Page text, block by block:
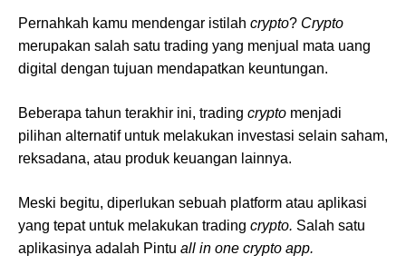
Pernahkah kamu mendengar istilah crypto? Crypto
merupakan salah satu trading yang menjual mata uang
digital dengan tujuan mendapatkan keuntungan.
Beberapa tahun terakhir ini, trading crypto menjadi
pilihan alternatif untuk melakukan investasi selain saham,
reksadana, atau produk keuangan lainnya.
Meski begitu, diperlukan sebuah platform atau aplikasi
yang tepat untuk melakukan trading crypto. Salah satu
aplikasinya adalah Pintu all in one crypto app.